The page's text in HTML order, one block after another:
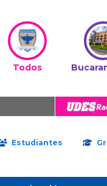
Todos
Estudiantes